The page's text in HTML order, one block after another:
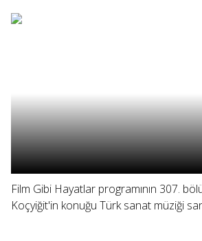
Film Gibi Hayatlar programının 307.
Koçyiğit'in konuğu Türk sanat müziği